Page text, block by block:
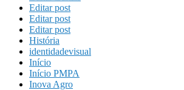
Editar post
Editar post
Editar post
História
identidadevisual
Início
Início PMPA
Inova Agro